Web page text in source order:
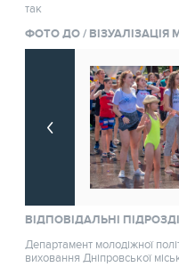
так
ФОТО ДО /
ВІДПОВІДАЛЬНІ
Департамент молодіжної
виховання Дніпровської